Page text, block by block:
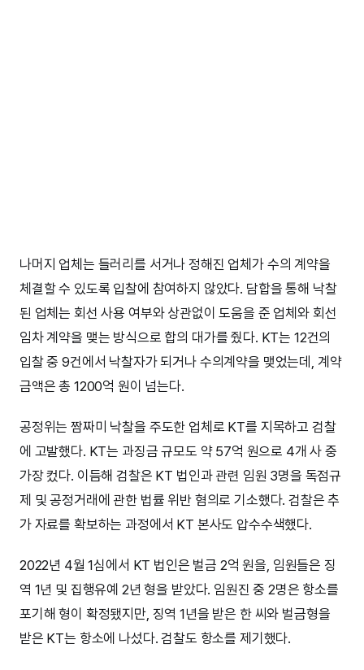
나머지 업체는 들러리를 서거나 정해진 업체가 수의 계약을
체결할 수 있도록 입찰에 참여하지 않았다. 담합을 통해 낙찰
된 업체는 회선 사용 여부와 상관없이 도움을 준 업체와 회선
임차 계약을 맺는 방식으로 합의 대가를 줬다. KT는 12건의
입찰 중 9건에서 낙찰자가 되거나 수의계약을 맺었는데, 계약
금액은 총 1200억 원이 넘는다.
공정위는 짬짜미 낙찰을 주도한 업체로 KT를 지목하고 검찰
에 고발했다. KT는 과징금 규모도 약 57억 원으로 4개 사 중
가장 컸다. 이듬해 검찰은 KT 법인과 관련 임원 3명을 독점규
제 및 공정거래에 관한 법률 위반 혐의로 기소했다. 검찰은 추
가 자료를 확보하는 과정에서 KT 본사도 압수수색했다.
2022년 4월 1심에서 KT 법인은 벌금 2억 원을, 임원들은 징
역 1년 및 집행유예 2년 형을 받았다. 임원진 중 2명은 항소를
포기해 형이 확정됐지만, 징역 1년을 받은 한 씨와 벌금형을
받은 KT는 항소에 나섰다. 검찰도 항소를 제기했다.